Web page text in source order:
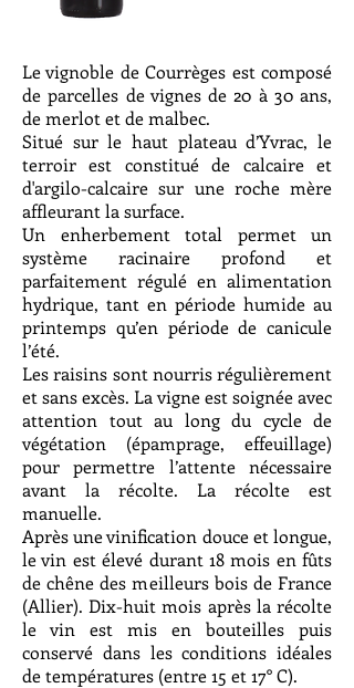
Le vignoble de Courrèges est composé
de parcelles de vignes de 20 à 30 ans,
de merlot et de malbec.
Situé sur le haut plateau d’Yvrac, le
terroir est constitué de calcaire et
d'argilo-calcaire sur une roche mère
affleurant la surface.
Un enherbement total permet un
système racinaire profond et
parfaitement régulé en alimentation
hydrique, tant en période humide au
printemps qu’en période de canicule
l’été.
Les raisins sont nourris régulièrement
et sans excès. La vigne est soignée avec
attention tout au long du cycle de
végétation (épamprage, effeuillage)
pour permettre l’attente nécessaire
avant la récolte. La récolte est
manuelle.
Après une vinification douce et longue,
le vin est élevé durant 18 mois en fûts
de chêne des meilleurs bois de France
(Allier). Dix-huit mois après la récolte
le vin est mis en bouteilles puis
conservé dans les conditions idéales
de températures (entre 15 et 17° C).